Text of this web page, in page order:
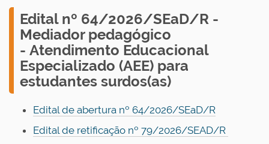
Edital nº 64/2026/SEaD/R -
Mediador pedagógico
- Atendimento Educacional
Especializado (AEE) para
estudantes surdos(as)
Edital de abertura nº 64/2026/SEaD/R
Edital de retificação nº 79/2026/SEAD/R